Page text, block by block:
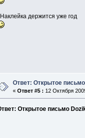
Наклейка держится уже год
Ответ: Открытое
« Ответ #5 : 12 Октября
Открытое письмо